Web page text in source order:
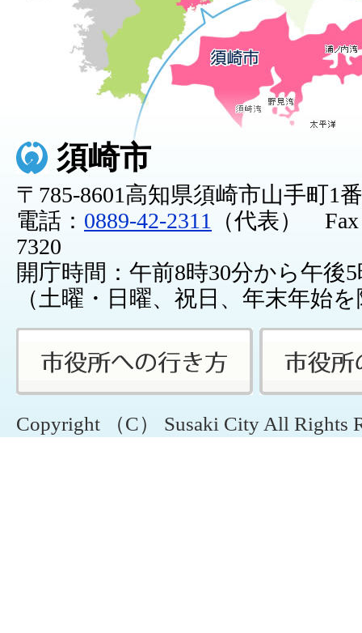
須崎市
〒785-8601高知県須崎市山手町1
電話： 0889-42-2311
（代表） Fax
7320
開庁時間：午前8時30分から午後
（土曜・日曜、祝日、年末年始
Copyright （C） Susaki City All Rights